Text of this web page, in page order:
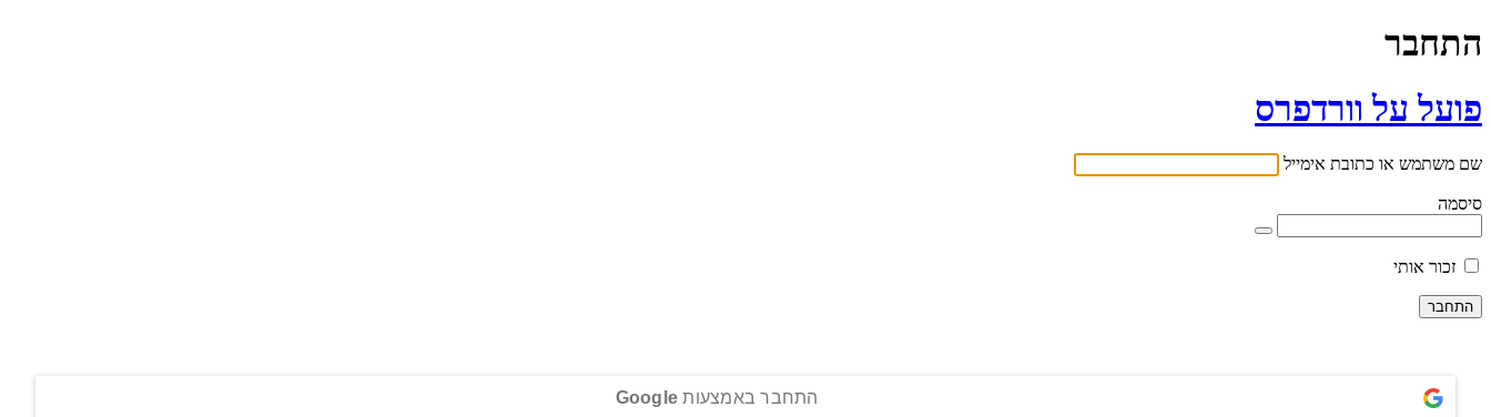
התחבר
פועל על וורדפרס
שם משתמש או כתובת אימייל
סיסמה
זכור אותי
התחבר באמצעות Google